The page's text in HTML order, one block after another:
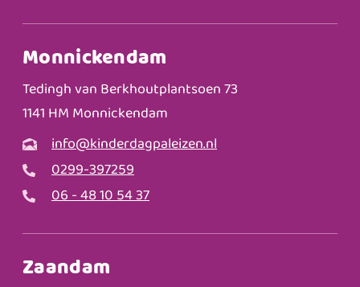
Monnickendam
Tedingh van Berkhoutplantsoen 73
1141 HM Monnickendam
info@kinderdagpaleizen.nl
0299-397259
06 - 48 10 54 37
Zaandam